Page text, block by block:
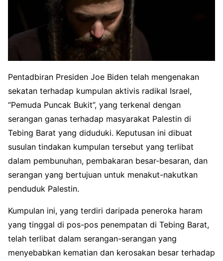
Pentadbiran Presiden Joe Biden telah mengenakan
sekatan terhadap kumpulan aktivis radikal Israel,
“Pemuda Puncak Bukit”, yang terkenal dengan
serangan ganas terhadap masyarakat Palestin di
Tebing Barat yang diduduki. Keputusan ini dibuat
susulan tindakan kumpulan tersebut yang terlibat
dalam pembunuhan, pembakaran besar-besaran, dan
serangan yang bertujuan untuk menakut-nakutkan
penduduk Palestin.
Kumpulan ini, yang terdiri daripada peneroka haram
yang tinggal di pos-pos penempatan di Tebing Barat,
telah terlibat dalam serangan-serangan yang
menyebabkan kematian dan kerosakan besar terhadap